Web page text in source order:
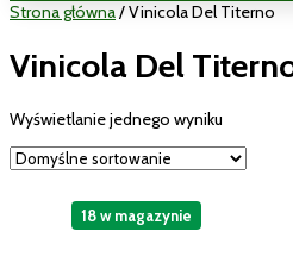
Strona główna/ Vinicola Del Titerno
Vinicola Del
Wyświetlanie jednego wyniku
18 w magazynie